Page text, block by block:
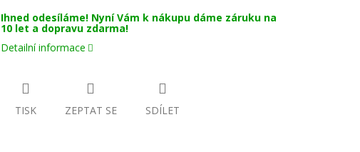
Ihned odesíláme! Nyní Vám k nákupu dáme záruku na
10 let a dopravu zdarma!
Detailní informace
TISK ZEPTAT SE SDÍLET